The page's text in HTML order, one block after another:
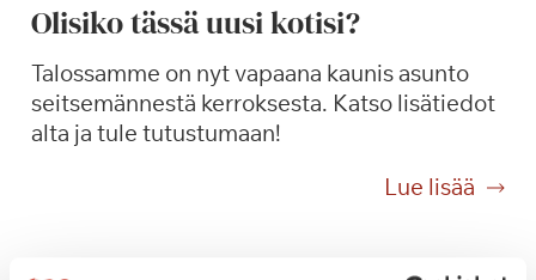
g
a
a
m
Olisiko tässä uusi kotisi?
Talossamme on nyt vapaana kaunis asunto
seitsemännestä kerroksesta. Katso lisätiedot
alta ja tule tutustumaan!
Lue lisää
O